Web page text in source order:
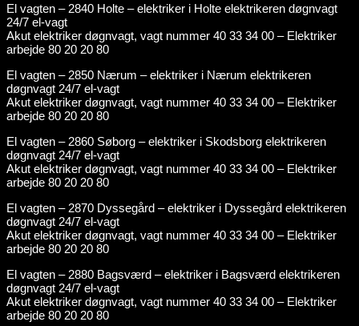
El vagten – 2840 Holte – elektriker i Holte elektrikeren døgnvagt
24/7 el-vagt
Akut elektriker døgnvagt, vagt nummer 40 33 34 00 – Elektriker
arbejde 80 20 20 80
El vagten – 2850 Nærum – elektriker i Nærum elektrikeren
døgnvagt 24/7 el-vagt
Akut elektriker døgnvagt, vagt nummer 40 33 34 00 – Elektriker
arbejde 80 20 20 80
El vagten – 2860 Søborg – elektriker i Skodsborg elektrikeren
døgnvagt 24/7 el-vagt
Akut elektriker døgnvagt, vagt nummer 40 33 34 00 – Elektriker
arbejde 80 20 20 80
El vagten – 2870 Dyssegård – elektriker i Dyssegård elektrikeren
døgnvagt 24/7 el-vagt
Akut elektriker døgnvagt, vagt nummer 40 33 34 00 – Elektriker
arbejde 80 20 20 80
El vagten – 2880 Bagsværd – elektriker i Bagsværd elektrikeren
døgnvagt 24/7 el-vagt
Akut elektriker døgnvagt, vagt nummer 40 33 34 00 – Elektriker
arbejde 80 20 20 80